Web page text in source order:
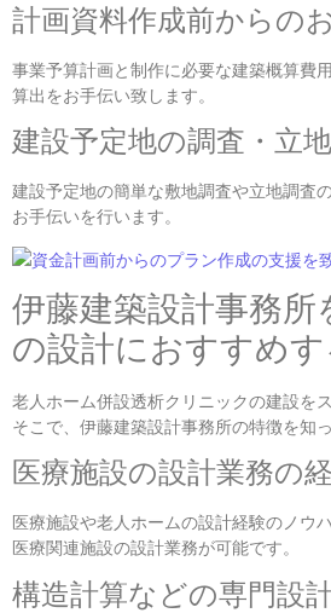
計画資料作成前からの
事業予算計画と制作に必要な建築概算費
算出をお手伝い致します。
建設予定地の調査・立
建設予定地の簡単な敷地調査や立地調査
お手伝いを行います。
伊藤建築設計事務
の設計におすすめす
老人ホーム併設透析クリニックの建設を
そこで、伊藤建築設計事務所の特徴を知
医療施設の設計業務の
医療施設や老人ホームの設計経験のノウ
医療関連施設の設計業務が可能です。
構造計算などの専門設